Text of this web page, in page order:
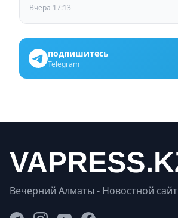
Вчера 17:13
подпишитесь
Telegram
Вечерний Алматы - Новостной сайт